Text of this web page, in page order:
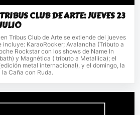
CLUB DE ARTE: JUEVES 23
Tribus Club de Arte se extiende del jueves
incluye: KaraoRocker; Avalancha (Tributo a
Rockstar con los shows de Name In
y Magnética ( tributo a Metallica); el
metal internacional), y el domingo, la
Caña con Ruda.